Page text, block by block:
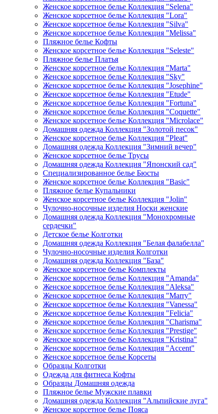
Женское корсетное белье Коллекция "Selena"
Женское корсетное белье Коллекция "Lora"
Женское корсетное белье Коллекция "Silva"
Женское корсетное белье Коллекция "Melissa"
Пляжное белье Кофты
Женское корсетное белье Коллекция "Seleste"
Пляжное белье Платья
Женское корсетное белье Коллекция "Marta"
Женское корсетное белье Коллекция "Sky"
Женское корсетное белье Коллекция "Josephine"
Женское корсетное белье Коллекция "Etude"
Женское корсетное белье Коллекция "Fortuna"
Женское корсетное белье Коллекция "Coquette"
Женское корсетное белье Коллекция "Microlace"
Домашняя одежда Коллекция "Золотой песок"
Женское корсетное белье Коллекция "Pleat"
Домашняя одежда Коллекция "Зимний вечер"
Женское корсетное белье Трусы
Домашняя одежда Коллекция "Японский сад"
Специализированное белье Бюсты
Женское корсетное белье Коллекция "Basic"
Пляжное белье Купальники
Женское корсетное белье Коллекция "Jolin"
Чулочно-носочные изделия Носки женские
Домашняя одежда Коллекция "Монохромные
сердечки"
Детское белье Колготки
Домашняя одежда Коллекция "Белая фалабелла"
Чулочно-носочные изделия Колготки
Домашняя одежда Коллекция "База"
Женское корсетное белье Комплекты
Женское корсетное белье Коллекция "Amanda"
Женское корсетное белье Коллекция "Aleksa"
Женское корсетное белье Коллекция "Marry"
Женское корсетное белье Коллекция "Vanessa"
Женское корсетное белье Коллекция "Felicia"
Женское корсетное белье Коллекция "Charisma"
Женское корсетное белье Коллекция "Prestige"
Женское корсетное белье Коллекция "Kristina"
Женское корсетное белье Коллекция "Accent"
Женское корсетное белье Корсеты
Образцы Колготки
Одежда для фитнеса Кофты
Образцы Домашняя одежда
Пляжное белье Мужские плавки
Домашняя одежда Коллекция "Альпийские луга"
Женское корсетное белье Пояса